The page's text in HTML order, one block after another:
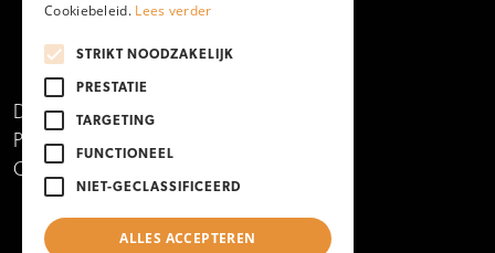
Disclaimer
Privacy- en cookieverklaring
Copyright 2024
Cookiebeleid. Lees verder
STRIKT NOODZAKELIJK
PRESTATIE
TARGETING
FUNCTIONEEL
NIET-GECLASSIFICEERD
ALLES ACCEPTEREN